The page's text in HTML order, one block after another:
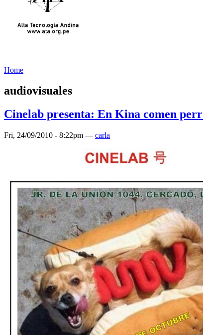
Home
audiovisuales
Cinelab presenta: En Kina comen
Fri, 24/09/2010 - 8:22pm — carla